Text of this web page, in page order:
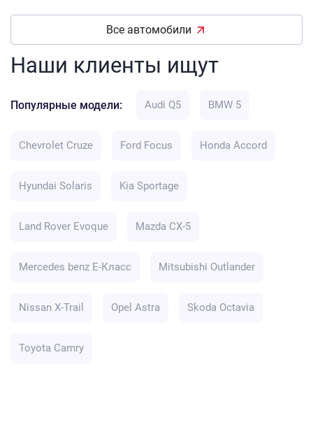
Все автомобили
Наши клиенты ищут
Популярные модели: Audi Q5 BMW 5
Chevrolet Cruze Ford Focus Honda Accord
Hyundai Solaris Kia Sportage
Land Rover Evoque Mazda CX-5
Mercedes benz E-Класс Mitsubishi Outlander
Nissan X-Trail Opel Astra Skoda Octavia
Toyota Camry